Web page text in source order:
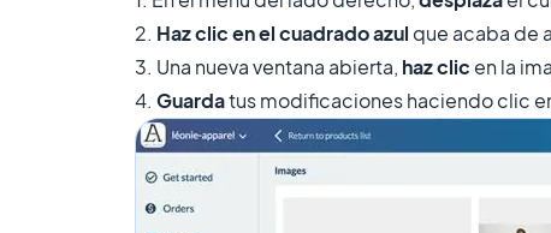
2. Haz clic en el cuadrado azul que acaba de
3. Una nueva ventana abierta, haz clic en la
4. Guardatus modificaciones haciendo clic